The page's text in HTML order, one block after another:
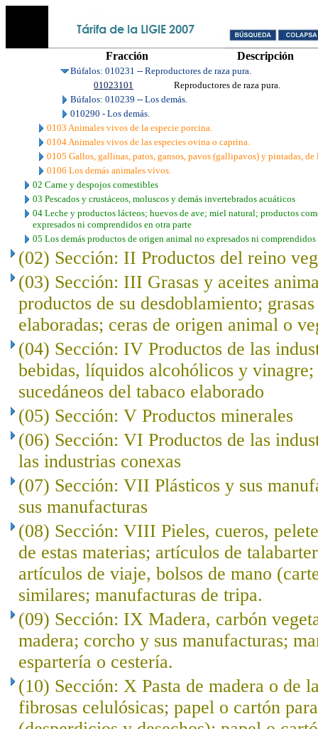
Fracción Descripción
Búfalos: 010231 -- Reproductores de raza pura.
01023101
Reproductores de raza pura.
Búfalos: 010239 -- Los demás.
010290 - Los demás.
0103 Animales vivos de la especie porcina.
0104 Animales vivos de las especies ovina o caprina.
0105 Gallos, gallinas, patos, gansos, pavos (gallipavos) y pintadas, de
0106 Los demás animales vivos.
02 Carne y despojos comestibles
03 Pescados y crustáceos, moluscos y demás invertebrados acuáticos
04 Leche y productos lácteos; huevos de ave; miel natural; productos
expresados ni comprendidos en otra parte
05 Los demás productos de origen animal no expresados ni comprendidos
(02) Sección: II Productos del reino
(03) Sección: III Grasas y aceites
productos de su desdoblamiento;
elaboradas; ceras de origen animal o
(04) Sección: IV Productos de las
bebidas, líquidos alcohólicos y vinagre;
sucedáneos del tabaco elaborado
(05) Sección: V Productos minerales
(06) Sección: VI Productos de las
las industrias conexas
(07) Sección: VII Plásticos y sus
sus manufacturas
(08) Sección: VIII Pieles, cueros,
de estas materias; artículos de
artículos de viaje, bolsos de mano
similares; manufacturas de tripa.
(09) Sección: IX Madera, carbón
madera; corcho y sus manufacturas;
espartería o cestería.
(10) Sección: X Pasta de madera o de
fibrosas celulósicas; papel o cartón